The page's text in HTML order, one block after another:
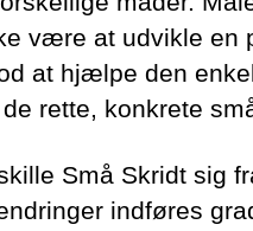
være at udvikle en
at hjælpe den
rette, konkrete
Små Skridt sig
indføres